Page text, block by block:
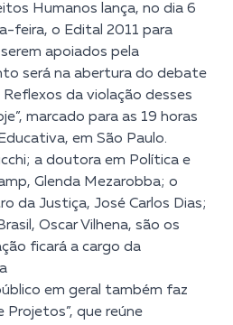
Humanos lança, no dia 6
feira, o Edital 2011 para
apoiados pela
será na abertura do debate
Reflexos da violação desses
marcado para as 19 horas
em São Paulo.
a doutora em Política e
Glenda Mezarobba; o
da Justiça, José Carlos Dias;
Oscar Vilhena, são os
ficará a cargo da
em geral também faz
que reúne